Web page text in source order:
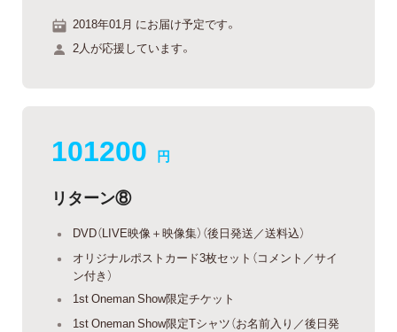
2018年01月 にお届け予定です。
2人が応援しています。
101200 円
リターン⑧
DVD（LIVE映像＋映像集）（後日発送／送料込）
オリジナルポストカード3枚セット（コメント／サイ
ン付き）
1st Oneman Show限定チケット
1st Oneman Show限定Tシャツ（お名前入り／後日発